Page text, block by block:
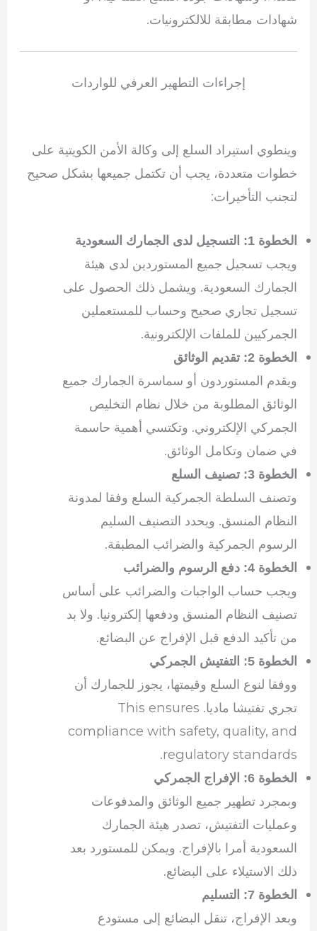
شهادات مطابقة للالكترونيات.
إجراءات التطهير العرفي للواردات
وينطوي استيراد السلع إلى وكالة الأمن الكويتية على
خطوات متعددة، يجب أن تكتمل جميعها بشكل صحيح
لتجنب التأخيرات:
الخطوة 1: التسجيل لدى الجمارك السعودية
ويجب تسجيل جميع المستوردين لدى هيئة
الجمارك السعودية. ويشمل ذلك الحصول على
تسجيل تجاري صحيح وحساب للمستعملين
الجمركيين للملفات الإلكترونية.
الخطوة 2: تقديم الوثائق
ويقدم المستوردون أو سماسرة الجمارك جميع
الوثائق المطلوبة من خلال نظام التخليص
الجمركي الإلكتروني. وتكتسي أهمية حاسمة
في ضمان وتكامل الوثائق.
الخطوة 3: تصنيف السلع
وتصنف السلطة الجمركية السلع وفقا لمدونة
النظام المنسق. ويحدد التصنيف السليم
الرسوم الجمركية والضرائب المطبقة.
الخطوة 4: دفع الرسوم والضرائب
ويجب حساب الواجبات والضرائب على أساس
تصنيف النظام المنسق ودفعها إلكترونيا. ولا بد
من تأكيد الدفع قبل الإفراج عن البضائع.
الخطوة 5: التفتيش الجمركي
ووفقا لنوع السلع وقيمتها، يجوز للجمارك أن
تجري تفتيشا ماديا. This ensures
compliance with safety, quality, and
regulatory standards.
الخطوة 6: الإفراج الجمركي
وبمجرد تطهير جميع الوثائق والمدفوعات
وعمليات التفتيش، تصدر هيئة الجمارك
السعودية أمرا بالإفراج. ويمكن للمستورد بعد
ذلك الاستيلاء على البضائع.
الخطوة 7: التسليم
وبعد الإفراج، تنقل البضائع إلى مستودع